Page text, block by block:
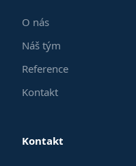
O nás
Náš tým
Reference
Kontakt
Kontakt